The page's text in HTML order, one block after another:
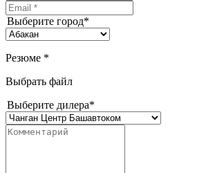
Выберите город*
Резюме *
Выбрать файл
Выберите дилера*